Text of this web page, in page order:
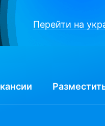
Перейти на